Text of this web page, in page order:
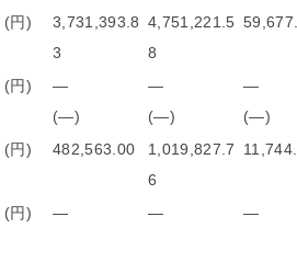
(円)
3,731,393.8
3
4,751,221.5
8
(円)
―
(―)
―
(―)
―
(―)
(円) 482,563.00
1,019,827.7
6
(円) ― ― ―